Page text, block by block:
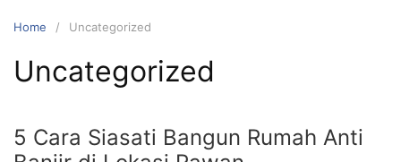
Home Uncategorized
Uncategorized
5 Cara Siasati Bangun Rumah Anti